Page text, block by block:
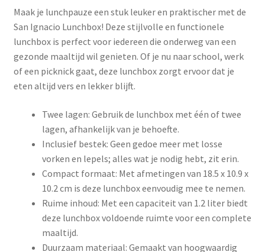
Maak je lunchpauze een stuk leuker en praktischer met de
San Ignacio Lunchbox! Deze stijlvolle en functionele
lunchbox is perfect voor iedereen die onderweg van een
gezonde maaltijd wil genieten. Of je nu naar school, werk
of een picknick gaat, deze lunchbox zorgt ervoor dat je
eten altijd vers en lekker blijft.
Twee lagen: Gebruik de lunchbox met één of twee
lagen, afhankelijk van je behoefte.
Inclusief bestek: Geen gedoe meer met losse
vorken en lepels; alles wat je nodig hebt, zit erin.
Compact formaat: Met afmetingen van 18.5 x 10.9 x
10.2 cm is deze lunchbox eenvoudig mee te nemen.
Ruime inhoud: Met een capaciteit van 1.2 liter biedt
deze lunchbox voldoende ruimte voor een complete
maaltijd.
Duurzaam materiaal: Gemaakt van hoogwaardig